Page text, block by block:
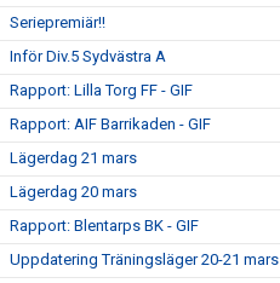
Seriepremiär!!
Inför Div.5 Sydvästra A
Rapport: Lilla Torg FF - GIF
Rapport: AIF Barrikaden - GIF
Lägerdag 21 mars
Lägerdag 20 mars
Rapport: Blentarps BK - GIF
Uppdatering Träningsläger 20-21 mars